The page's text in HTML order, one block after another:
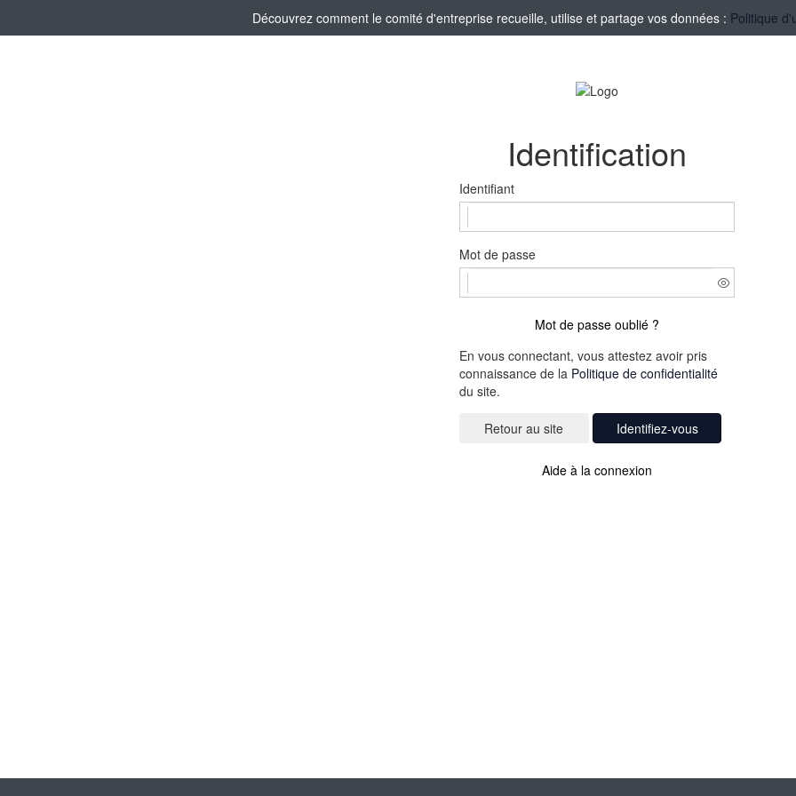
Découvrez comment le comité d'entreprise recueille, utilise et partage vos données : Politique
Identification
Identifiant
Mot de passe
Mot de passe oublié ?
En vous connectant, vous attestez avoir pris
connaissance de la Politique de confidentialité
du site.
Identifiez-vous
Aide à la connexion